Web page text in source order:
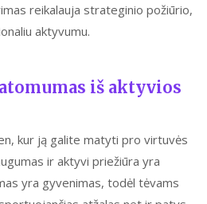
reikalauja strateginio požiūrio,
aktyvumu.
iš aktyvios
kur ją galite matyti pro virtuvės
ir aktyvi priežiūra yra
yra gyvenimas, todėl tėvams